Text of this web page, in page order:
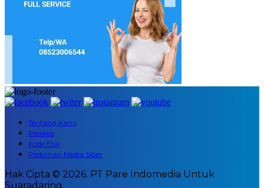
Tentang Kami
Redaksi
Kode Etik
Pedoman Media Siber
Hak Cipta © 2026. PT Pare Indomedia Untuk
Suaradaring.